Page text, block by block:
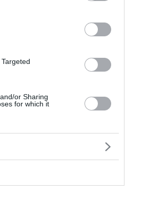
or Sharing
for which it
–κατά προτίμηση- με ρύζι.